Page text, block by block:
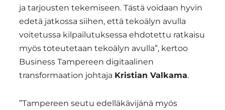
ja tarjousten tekemiseen. Tästä voidaan hyvin
edetä jatkossa siihen, että tekoälyn avulla
voitetussa kilpailutuksessa ehdotettu ratkaisu
myös toteutetaan tekoälyn avulla”, kertoo
Business Tampereen digitaalinen
transformaation johtaja Kristian Valkama.
”Tampereen seutu edelläkävijänä myös